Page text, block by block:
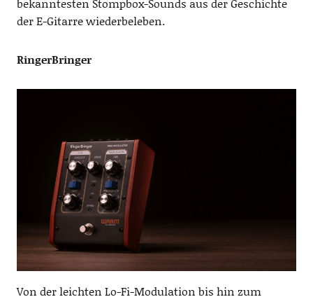
bekanntesten Stompbox-Sounds aus der Geschichte
der E-Gitarre wiederbeleben.
RingerBringer
Von der leichten Lo-Fi-Modulation bis hin zum